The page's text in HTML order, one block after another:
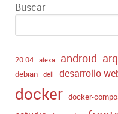
Buscar
20.04 alexa android
debian dell desarrollo
docker docker-